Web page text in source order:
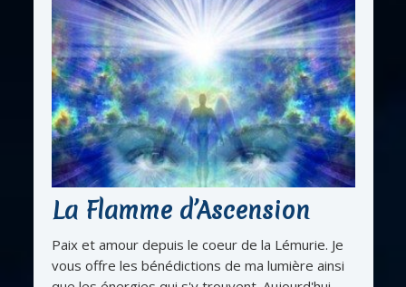
La Flamme d’Ascension
Paix et amour depuis le coeur de la Lémurie. Je
vous offre les bénédictions de ma lumière ainsi